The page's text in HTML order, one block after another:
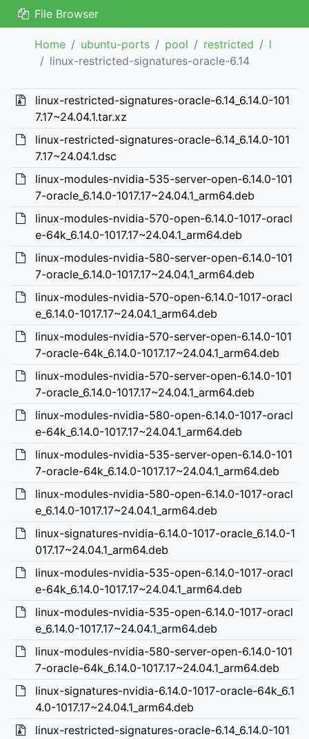
File Browser
Home ubuntu-ports pool restricted
l
linux-restricted-signatures-oracle-6.14
linux-restricted-signatures-oracle-6.14_6.14.0-101
7.17~24.04.1.tar.xz
linux-restricted-signatures-oracle-6.14_6.14.0-101
7.17~24.04.1.dsc
linux-modules-nvidia-535-server-open-6.14.0-101
7-oracle_6.14.0-1017.17~24.04.1_arm64.deb
linux-modules-nvidia-570-open-6.14.0-1017-oracl
e-64k_6.14.0-1017.17~24.04.1_arm64.deb
linux-modules-nvidia-580-server-open-6.14.0-101
7-oracle_6.14.0-1017.17~24.04.1_arm64.deb
linux-modules-nvidia-570-open-6.14.0-1017-oracl
e_6.14.0-1017.17~24.04.1_arm64.deb
linux-modules-nvidia-570-server-open-6.14.0-101
7-oracle-64k_6.14.0-1017.17~24.04.1_arm64.deb
linux-modules-nvidia-570-server-open-6.14.0-101
7-oracle_6.14.0-1017.17~24.04.1_arm64.deb
linux-modules-nvidia-580-open-6.14.0-1017-oracl
e-64k_6.14.0-1017.17~24.04.1_arm64.deb
linux-modules-nvidia-535-server-open-6.14.0-101
7-oracle-64k_6.14.0-1017.17~24.04.1_arm64.deb
linux-modules-nvidia-580-open-6.14.0-1017-oracl
e_6.14.0-1017.17~24.04.1_arm64.deb
linux-signatures-nvidia-6.14.0-1017-oracle_6.14.0-1
017.17~24.04.1_arm64.deb
linux-modules-nvidia-535-open-6.14.0-1017-oracl
e-64k_6.14.0-1017.17~24.04.1_arm64.deb
linux-modules-nvidia-535-open-6.14.0-1017-oracl
e_6.14.0-1017.17~24.04.1_arm64.deb
linux-modules-nvidia-580-server-open-6.14.0-101
7-oracle-64k_6.14.0-1017.17~24.04.1_arm64.deb
linux-signatures-nvidia-6.14.0-1017-oracle-64k_6.1
4.0-1017.17~24.04.1_arm64.deb
linux-restricted-signatures-oracle-6.14_6.14.0-101